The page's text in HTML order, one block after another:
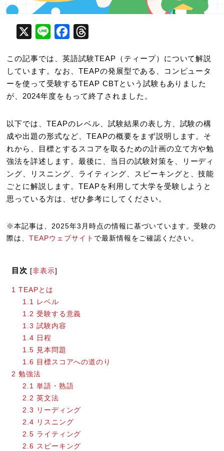
X Line Facebook
この記事では、英語試験TEAP（ティープ）について解説
しています。なお、TEAPの発展型である、コンピュータ
ーを使って受験するTEAP CBTという試験もありました
が、2024年度をもって終了されました。
以下では、TEAPのレベル、試験結果の表し方、試験の構
成や出題の形式など、TEAPの概要をまず説明します。そ
れから、目標とするスコアを取るための計画の立て方や勉
強法を詳述します。最後に、当日の試験対策を、リーディ
ング、リスニング、ライティング、スピーキングと、技能
ごとに解説します。TEAPを利用して大学を受験しようと
思っている方は、ぜひ参考にしてください。
※本記事は、2025年3月時点の情報に基づいています。受験の
際は、TEAPウェブサイト で最新情報をご確認ください。
目次 [非表示]
1 TEAPとは
1.1
レベル
1.2 受験する意義
1.3 試験内容
1.4 日程
1.5 見本問題
1.6 目標スコアへの道のり
2 勉強法
2.1 単語・熟語
2.2 英文法
2.3
リーディング
2.4 リスニング
2.5 ライティング
2.6 スピーキング